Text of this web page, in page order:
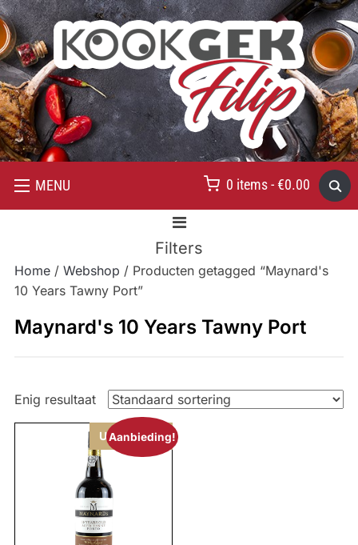
MENU 0 items - €0.00
Filters
Home/ Webshop / Producten getagged “Maynard's
10 Years Tawny Port”
Maynard's 10 Years Tawny Port
Enig resultaat
Aanbieding!
Uitverkocht